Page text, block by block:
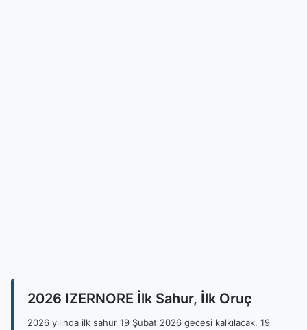
2026 IZERNORE İlk Sahur, İlk Oruç
2026 yılında ilk sahur 19 Şubat 2026 gecesi kalkılacak. 19